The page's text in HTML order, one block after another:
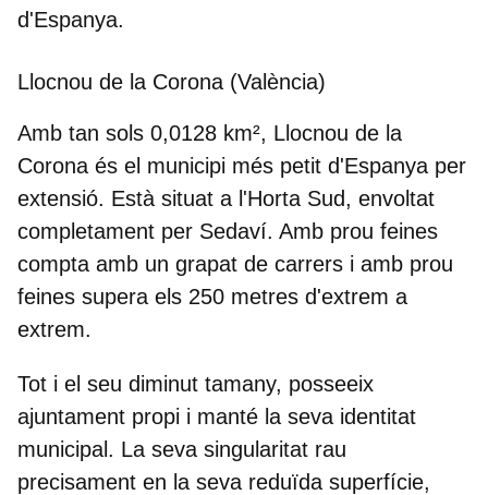
d'Espanya.
Llocnou de la Corona (València)
Amb tan sols 0,0128 km², Llocnou de la
Corona és el municipi més petit d'Espanya per
extensió. Està situat a l'Horta Sud, envoltat
completament per Sedaví. Amb prou feines
compta amb un grapat de carrers i amb prou
feines supera els 250 metres d'extrem a
extrem.
Tot i el seu diminut tamany, posseeix
ajuntament propi i manté la seva identitat
municipal. La seva singularitat rau
precisament en la seva reduïda superfície,